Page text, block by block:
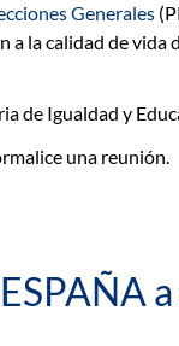
Generales
a la calidad de vida
de Igualdad y
una reunión.